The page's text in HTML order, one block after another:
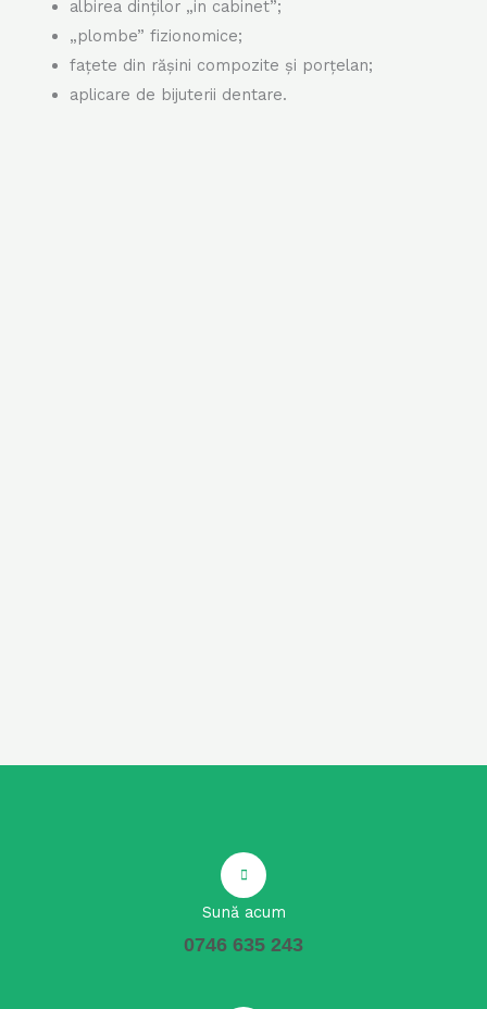
albirea dinților „in cabinet”;
„plombe” fizionomice;
fațete din rășini compozite și porțelan;
aplicare de bijuterii dentare.
Sună acum
0746 635 243